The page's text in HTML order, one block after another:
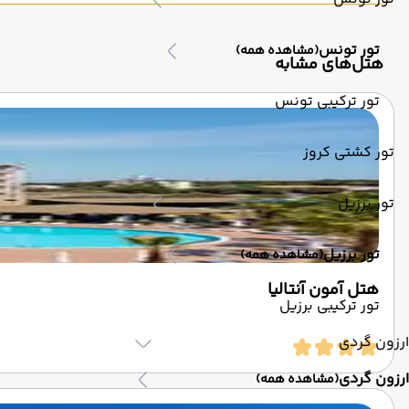
تور تونس(مشاهده همه)
تور ترکیبی تونس
تور کشتی کروز
تور برزیل
تور برزیل(مشاهده همه)
تور ترکیبی برزیل
ارزون گردی
ارزون گردی(مشاهده همه)
‌هتل‌های مشابه
هتل آمون آنتالیا